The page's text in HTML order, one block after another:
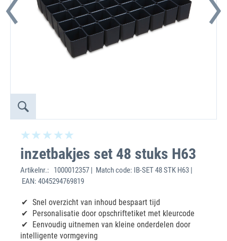
inzetbakjes set 48 stuks H63
Artikelnr.:
1000012357 | Match code: IB-SET 48 STK H63 |
EAN: 4045294769819
Snel overzicht van inhoud bespaart tijd
Personalisatie door opschriftetiket met kleurcode
Eenvoudig uitnemen van kleine onderdelen door
intelligente vormgeving